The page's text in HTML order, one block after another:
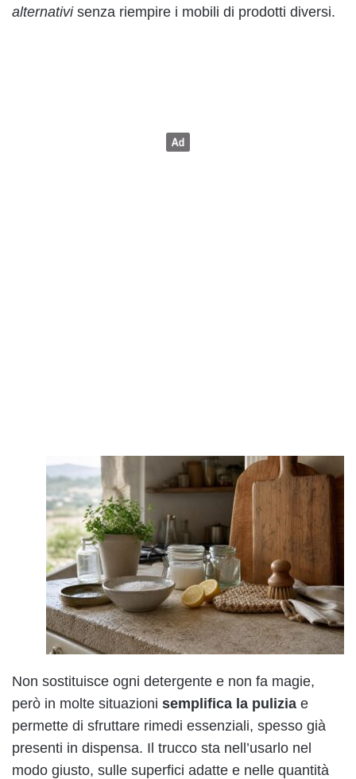
alternativisenza riempire i mobili di prodotti diversi.
Non sostituisce ogni detergente e non fa magie,
però in molte situazioni semplifica la pulizia e
permette di sfruttare rimedi essenziali, spesso già
presenti in dispensa. Il trucco sta nell’usarlo nel
modo giusto, sulle superfici adatte e nelle quantità